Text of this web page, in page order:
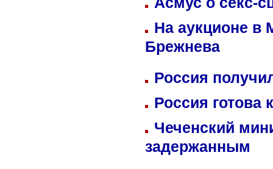
На аукционе в
Брежнева
Россия
Россия готова
Чеченский
задержанным